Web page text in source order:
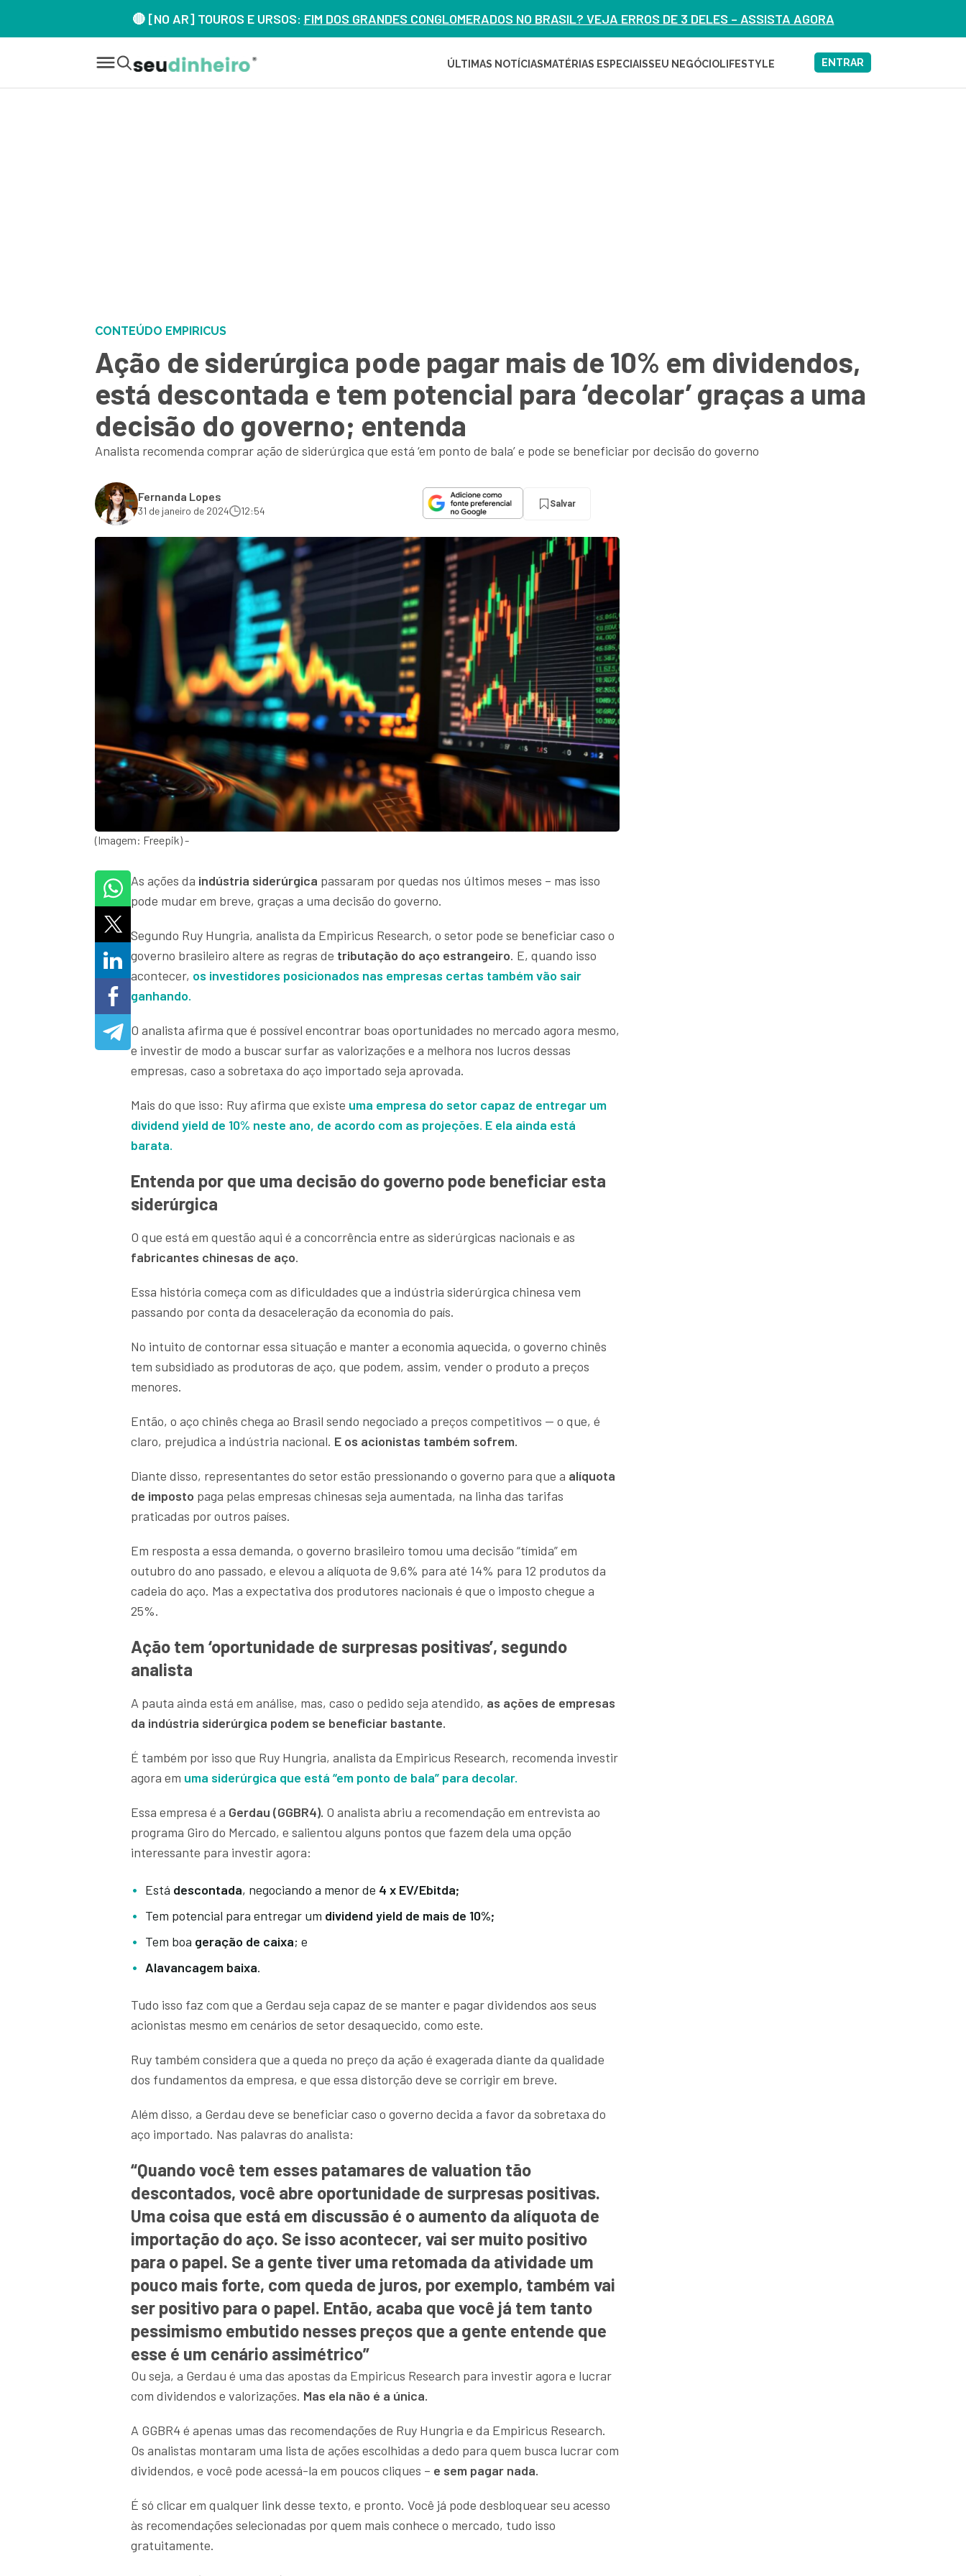
🔴 [NO AR] TOUROS E URSOS: FIM DOS GRANDES CONGLOMERADOS NO BRASIL? VEJA ERROS DE 3 DELES – ASSISTA AGORA
ÚLTIMAS NOTÍCIAS MATÉRIAS ESPECIAISSEU NEGÓCIOLIFESTYLE ENTRAR
CONTEÚDO EMPIRICUS
Ação de siderúrgica pode pagar mais de 10% em dividendos,
está descontada e tem potencial para ‘decolar’ graças a uma
decisão do governo; entenda
Analista recomenda comprar ação de siderúrgica que está ‘em ponto de bala’ e pode se beneficiar por decisão do governo
Fernanda Lopes
31 de janeiro de 2024 12:54
Salvar
(Imagem: Freepik) -
As ações da indústria siderúrgica passaram por quedas nos últimos meses – mas isso
pode mudar em breve, graças a uma decisão do governo.
Segundo Ruy Hungria, analista da Empiricus Research, o setor pode se beneficiar caso o
governo brasileiro altere as regras de tributação do aço estrangeiro. E, quando isso
acontecer, os investidores posicionados nas empresas certas também vão sair
ganhando.
O analista afirma que é possível encontrar boas oportunidades no mercado agora mesmo,
e investir de modo a buscar surfar as valorizações e a melhora nos lucros dessas
empresas, caso a sobretaxa do aço importado seja aprovada.
Mais do que isso: Ruy afirma que existe uma empresa do setor capaz de entregar um
dividend yield de 10% neste ano, de acordo com as projeções. E ela ainda está
barata.
Entenda por que uma decisão do governo pode beneficiar esta
siderúrgica
O que está em questão aqui é a concorrência entre as siderúrgicas nacionais e as
fabricantes chinesas de aço.
Essa história começa com as dificuldades que a indústria siderúrgica chinesa vem
passando por conta da desaceleração da economia do país.
No intuito de contornar essa situação e manter a economia aquecida, o governo chinês
tem subsidiado as produtoras de aço, que podem, assim, vender o produto a preços
menores.
Então, o aço chinês chega ao Brasil sendo negociado a preços competitivos — o que, é
claro, prejudica a indústria nacional. E os acionistas também sofrem.
Diante disso, representantes do setor estão pressionando o governo para que a alíquota
de imposto paga pelas empresas chinesas seja aumentada, na linha das tarifas
praticadas por outros países.
Em resposta a essa demanda, o governo brasileiro tomou uma decisão “tímida” em
outubro do ano passado, e elevou a alíquota de 9,6% para até 14% para 12 produtos da
cadeia do aço. Mas a expectativa dos produtores nacionais é que o imposto chegue a
25%.
Ação tem ‘oportunidade de surpresas positivas’, segundo
analista
A pauta ainda está em análise, mas, caso o pedido seja atendido, as ações de empresas
da indústria siderúrgica podem se beneficiar bastante.
É também por isso que Ruy Hungria, analista da Empiricus Research, recomenda investir
agora em uma siderúrgica que está “em ponto de bala” para decolar.
Essa empresa é a Gerdau (GGBR4). O analista abriu a recomendação em entrevista ao
programa Giro do Mercado, e salientou alguns pontos que fazem dela uma opção
interessante para investir agora:
Está descontada, negociando a menor de 4 x EV/Ebitda;
Tem potencial para entregar um dividend yield de mais de 10%;
Tem boa geração de caixa; e
Alavancagem baixa.
Tudo isso faz com que a Gerdau seja capaz de se manter e pagar dividendos aos seus
acionistas mesmo em cenários de setor desaquecido, como este.
Ruy também considera que a queda no preço da ação é exagerada diante da qualidade
dos fundamentos da empresa, e que essa distorção deve se corrigir em breve.
Além disso, a Gerdau deve se beneficiar caso o governo decida a favor da sobretaxa do
aço importado. Nas palavras do analista:
“Quando você tem esses patamares de valuation tão
descontados, você abre oportunidade de surpresas positivas.
Uma coisa que está em discussão é o aumento da alíquota de
importação do aço. Se isso acontecer, vai ser muito positivo
para o papel. Se a gente tiver uma retomada da atividade um
pouco mais forte, com queda de juros, por exemplo, também vai
ser positivo para o papel. Então, acaba que você já tem tanto
pessimismo embutido nesses preços que a gente entende que
esse é um cenário assimétrico”
Ou seja, a Gerdau é uma das apostas da Empiricus Research para investir agora e lucrar
com dividendos e valorizações. Mas ela não é a única.
A GGBR4 é apenas umas das recomendações de Ruy Hungria e da Empiricus Research.
Os analistas montaram uma lista de ações escolhidas a dedo para quem busca lucrar com
dividendos, e você pode acessá-la em poucos cliques – e sem pagar nada.
É só clicar em qualquer link desse texto, e pronto. Você já pode desbloquear seu acesso
às recomendações selecionadas por quem mais conhece o mercado, tudo isso
gratuitamente.